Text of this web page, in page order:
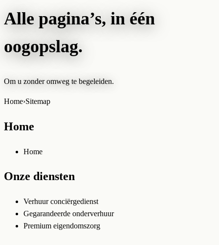
Alle pagina’s, in één
oogopslag.
Om u zonder omweg te begeleiden.
Home›Sitemap
Home
Home
Onze diensten
Verhuur conciërgedienst
Gegarandeerde onderverhuur
Premium eigendomszorg